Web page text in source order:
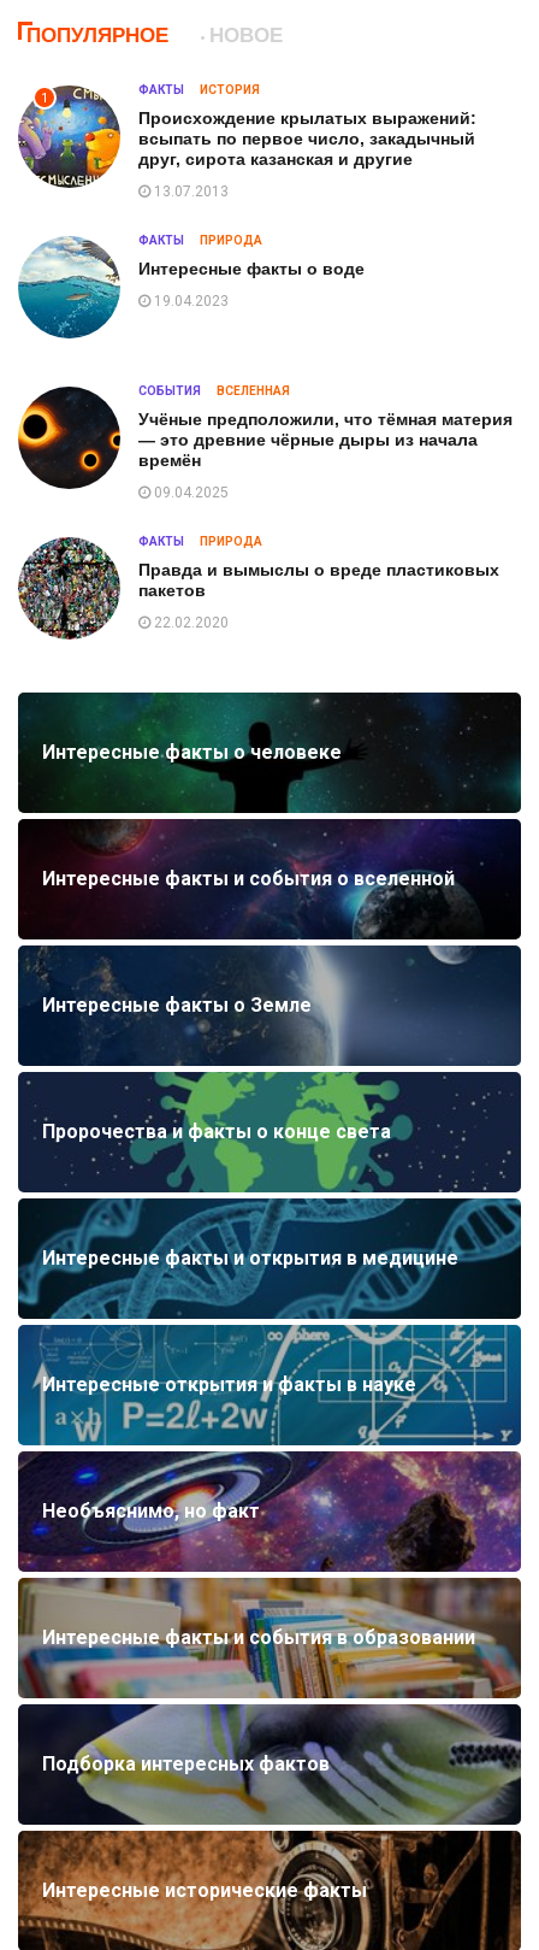
ПОПУЛЯРНОЕ НОВОЕ
1
ФАКТЫ ИСТОРИЯ
Происхождение крылатых выражений:
всыпать по первое число, закадычный
друг, сирота казанская и другие
13.07.2013
ФАКТЫ ПРИРОДА
Интересные факты о воде
19.04.2023
СОБЫТИЯ ВСЕЛЕННАЯ
Учёные предположили, что тёмная материя
— это древние чёрные дыры из начала
времён
09.04.2025
ФАКТЫ ПРИРОДА
Правда и вымыслы о вреде пластиковых
пакетов
22.02.2020
Интересные факты о человеке
Интересные факты и события о вселенной
Интересные факты о Земле
Пророчества и факты о конце света
Интересные факты и открытия в медицине
Интересные открытия и факты в науке
Необъяснимо, но факт
Интересные факты и события в образовании
Подборка интересных фактов
Интересные исторические факты